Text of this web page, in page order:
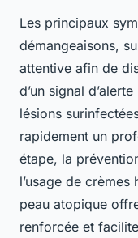
Les principaux
démangeaisons,
attentive afin de
d’un signal
lésions
rapidement un
étape, la
l’usage de
peau atopique
renforcée et